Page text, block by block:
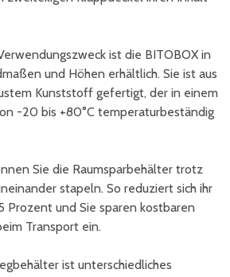
ist die BITOBOX in
und Höhen erhältlich. Sie ist aus
Kunststoff gefertigt, der in einem
-20 bis +80°C temperaturbeständig
Sie die Raumsparbehälter trotz
stapeln. So reduziert sich ihr
Prozent und Sie sparen kostbaren
Transport ein.
ist unterschiedliches